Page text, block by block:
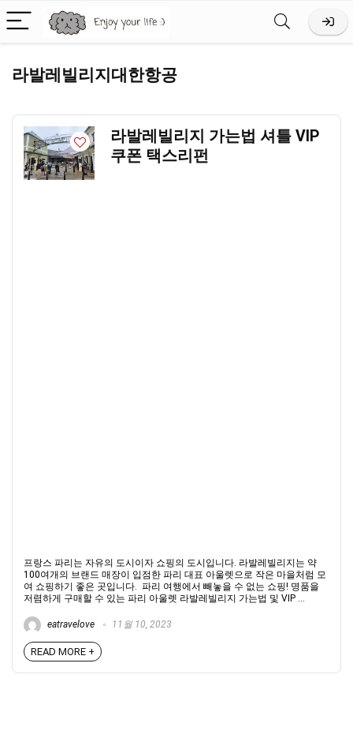
라발레빌리지대한항공
라발레빌리지 가는법 셔틀 VIP
쿠폰 택스리펀
프랑스 파리는 자유의 도시이자 쇼핑의 도시입니다. 라발레빌리지는 약
100여개의 브랜드 매장이 입점한 파리 대표 아울렛으로 작은 마을처럼 모
여 쇼핑하기 좋은 곳입니다. 파리 여행에서 빼놓을 수 없는 쇼핑! 명품을
저렴하게 구매할 수 있는 파리 아울렛 라발레빌리지 가는법 및 VIP ...
eatravelove 11월 10, 2023
READ MORE +